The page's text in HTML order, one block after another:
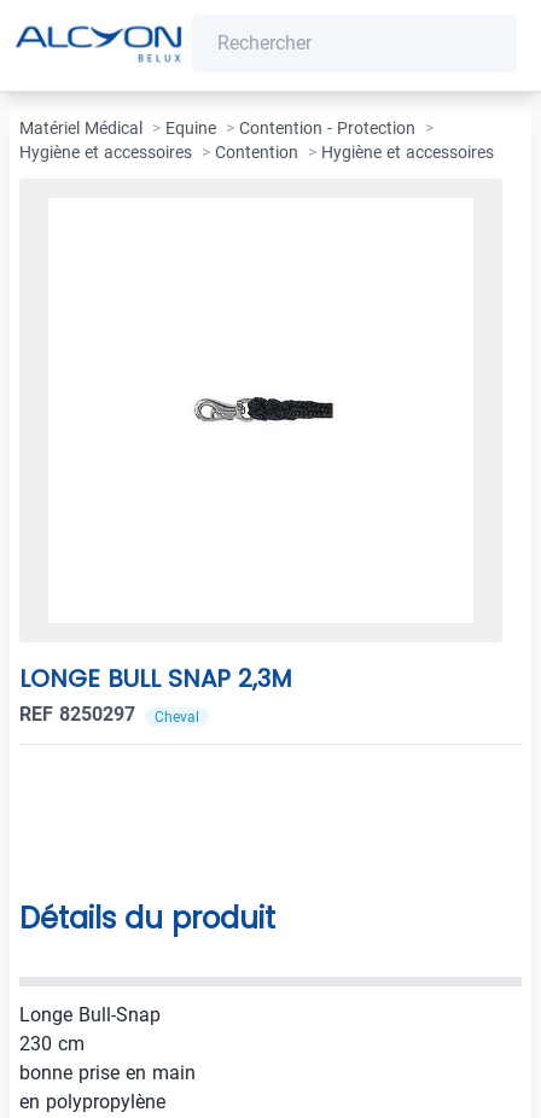
Matériel Médical > Equine > Contention - Protection
>
Hygiène et accessoires > Contention > Hygiène et accessoires
LONGE BULL SNAP 2,3M
REF 8250297 Cheval
Détails du produit
Longe Bull-Snap
230 cm
bonne prise en main
en polypropylène